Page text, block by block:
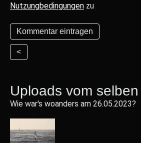
Nutzungbedingungen zu
<
Uploads vom
Wie war's woanders am 26.05.2023?